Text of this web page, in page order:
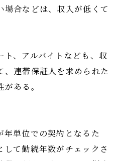
場合などは、収入が低くて
、アルバイトなども、収
、連帯保証人を求められた
ある。
年単位での契約となるた
て勤続年数がチェックさ